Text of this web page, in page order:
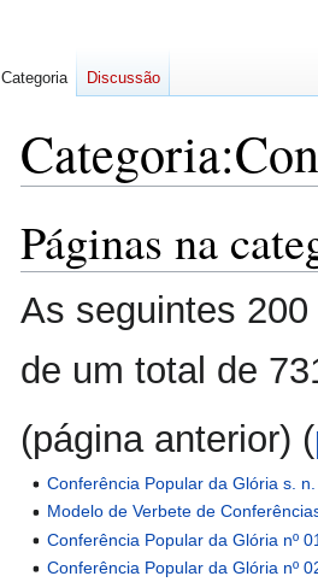
Categoria:
para
navegação
para
pesquisar
Páginas na
As seguintes
de um total de
(página anterior) (
Conferência Popular da Glória s. n.
Modelo de Verbete de
Conferência Popular da Glória nº
Conferência Popular da Glória nº
Categoria Discussão